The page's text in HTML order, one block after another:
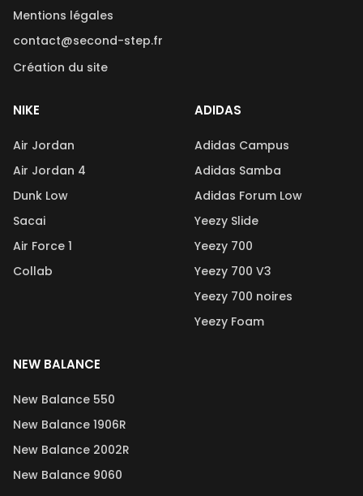
Mentions légales
contact@second-step.fr
Création du site
NIKE
Air Jordan
Air Jordan 4
Dunk Low
Sacai
Air Force 1
Collab
ADIDAS
Adidas Campus
Adidas Samba
Adidas Forum Low
Yeezy Slide
Yeezy 700
Yeezy 700 V3
Yeezy 700 noires
Yeezy Foam
NEW BALANCE
New Balance 550
New Balance 1906R
New Balance 2002R
New Balance 9060